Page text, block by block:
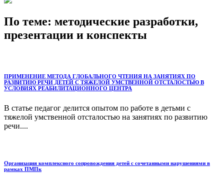
По теме: методические разработки,
презентации и конспекты
ПРИМЕНЕНИЕ МЕТОДА ГЛОБАЛЬНОГО ЧТЕНИЯ НА ЗАНЯТИЯХ ПО
РАЗВИТИЮ РЕЧИ ДЕТЕЙ С ТЯЖЕЛОЙ УМСТВЕННОЙ ОТСТАЛОСТЬЮ В
УСЛОВИЯХ РЕАБИЛИТАЦИОННОГО ЦЕНТРА
В статье педагог делится опытом по работе в детьми с
тяжелой умственной отсталостью на занятиях по развитию
речи....
Организация комплексного сопровождения детей с сочетанными нарушениями в
рамках ПМПк